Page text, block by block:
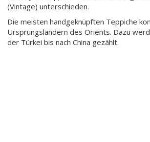
(Vintage) unterschieden.
Die meisten handgeknüpften Teppiche
Ursprungsländern des Orients. Dazu
der Türkei bis nach China gezählt.